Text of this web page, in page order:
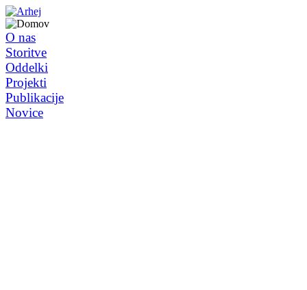
O nas
Storitve
Oddelki
Projekti
Publikacije
Novice